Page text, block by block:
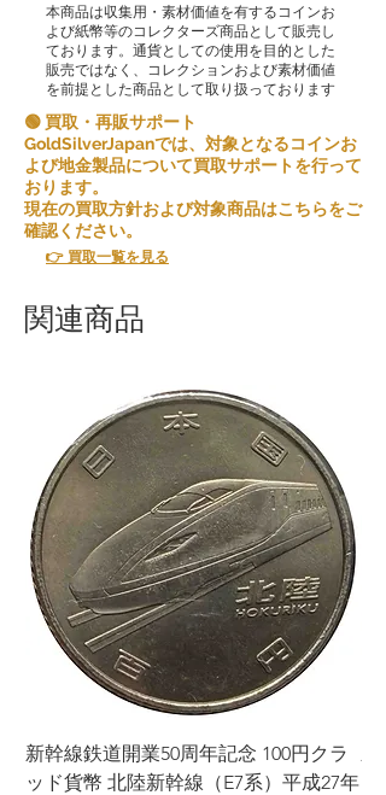
本商品は収集用・素材価値を有するコインお
よび紙幣等のコレクターズ商品として販売し
ております。通貨としての使用を目的とした
販売ではなく、コレクションおよび素材価値
を前提とした商品として取り扱っております
🟢 買取・再販サポート
GoldSilverJapanでは、対象となるコインお
よび地金製品について買取サポートを行って
おります。
現在の買取方針および対象商品はこちらをご
確認ください。
👉 買取一覧を見る
関連商品
新幹線鉄道開業50周年記念 100円クラ
ッド貨幣 北陸新幹線（E7系）平成27年